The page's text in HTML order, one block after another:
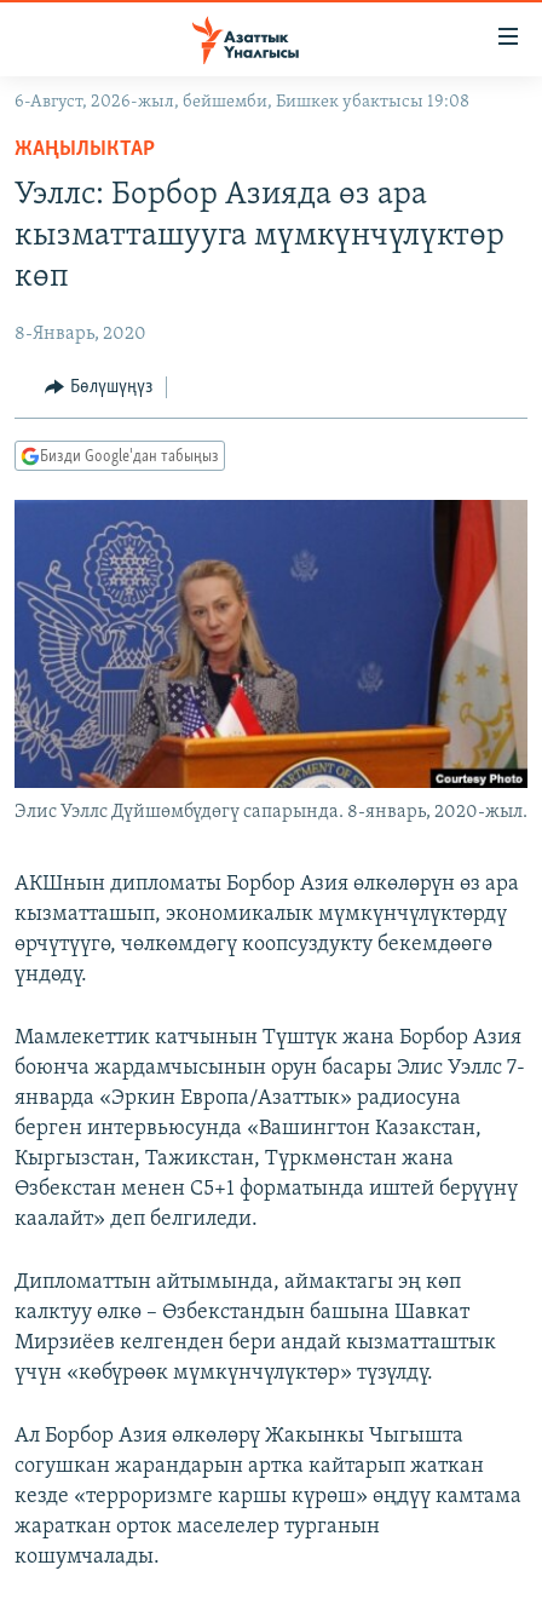
Навигацияга
өтүңүз
Издөөгө
салыңыз
МАДАНИЯТ
ТВ ПРОГРАММАЛАР
БҮГҮН АЗАТТЫКТА
ДАНИСТЕ
ЭЖЕ-СИҢДИЛЕР
АЗАТТЫК+
ЫҢГАЙСЫЗ СУРООЛОР
ПОДКАСТ
Русский
ОНЛАЙН ШЕРИНЕ
ЭЕ/АРнун бардык сайттары
6-Август, 2026-жыл, бейшемби, Бишкек убактысы 19:08
ЖАҢЫЛЫКТАР
Уэллс: Борбор Азияда өз ара
кызматташууга мүмкүнчүлүктөр
көп
8-Январь, 2020
Бөлүшүңүз
Бизди Google'дан табыңыз
Элис Уэллс Дүйшөмбүдөгү сапарында. 8-январь, 2020-жыл.
АКШнын дипломаты Борбор Азия өлкөлөрүн өз ара
кызматташып, экономикалык мүмкүнчүлүктөрдү
өрчүтүүгө, чөлкөмдөгү коопсуздукту бекемдөөгө
үндөдү.
Мамлекеттик катчынын Түштүк жана Борбор Азия
боюнча жардамчысынын орун басары Элис Уэллс 7-
январда «Эркин Европа/Азаттык» радиосуна
берген интервьюсунда «Вашингтон Казакстан,
Кыргызстан, Тажикстан, Түркмөнстан жана
Өзбекстан менен C5+1 форматында иштей берүүнү
каалайт» деп белгиледи.
Дипломаттын айтымында, аймактагы эң көп
калктуу өлкө – Өзбекстандын башына Шавкат
Мирзиёев келгенден бери андай кызматташтык
үчүн «көбүрөөк мүмкүнчүлүктөр» түзүлдү.
Ал Борбор Азия өлкөлөрү Жакынкы Чыгышта
согушкан жарандарын артка кайтарып жаткан
кезде «терроризмге каршы күрөш» өңдүү камтама
жараткан орток маселелер турганын
кошумчалады.